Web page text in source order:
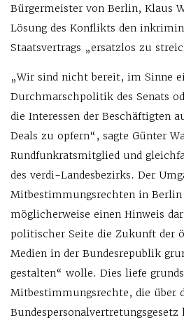
Bürgermeister von Berlin, Klaus
Lösung des Konflikts den
Staatsvertrags „ersatzlos zu
„Wir sind nicht bereit, im Sinne
Durchmarschpolitik des Senats
die Interessen der Beschäftigten
Deals zu opfern“, sagte Günter
Rundfunkratsmitglied und
des verdi-Landesbezirks. Der
Mitbestimmungsrechten in Berlin
möglicherweise einen Hinweis
politischer Seite die Zukunft der
Medien in der Bundesrepublik
gestalten“ wolle. Dies liefe
Mitbestimmungsrechte, die über